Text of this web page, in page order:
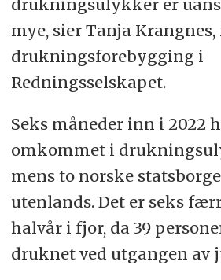
utenlands)
Dykking: 1
Kjønn
29 menn (88 %)
4 kvinner (12 %)
Alder
0 – 7 år: 3
drukningsulykker er
mye, sier Tanja
drukningsforebygging i
Redningsselskapet.
Seks måneder inn i 2022
omkommet i
mens to norske
utenlands. Det er seks
halvår i fjor, da 39
druknet ved utgangen av